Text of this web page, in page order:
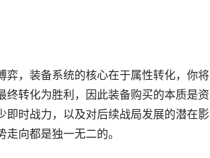
弈，装备系统的核心在于属性转化，你将
转化为胜利，因此装备购买的本质是资
即时战力，以及对后续战局发展的潜在影
向都是独一无二的。